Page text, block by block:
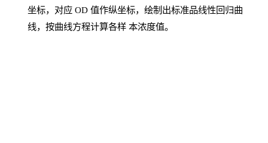
坐标，对应OD 值作纵坐标，绘制出标准品线性回归曲
线，按曲线方程计算各样 本浓度值。